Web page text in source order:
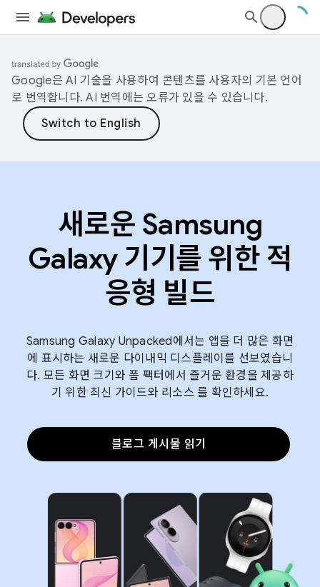
Google은 AI 기술을 사용하여 콘텐츠를 사용자의 기본 언어
로 번역합니다. AI 번역에는 오류가 있을 수 있습니다.
새로운 Samsung
Galaxy 기기를 위한 적
응형 빌드
Samsung Galaxy Unpacked에서는 앱을 더 많은 화면
에 표시하는 새로운 다이내믹 디스플레이를 선보였습니
다. 모든 화면 크기와 폼 팩터에서 즐거운 환경을 제공하
기 위한 최신 가이드와 리소스 를 확인하세요.
블로그 게시물 읽기